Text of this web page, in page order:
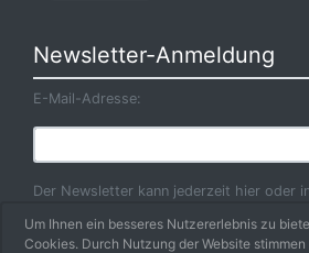
Newsletter-Anmeldung
E-Mail-Adresse:
Der Newsletter kann jederzeit hier oder
Um Ihnen ein besseres Nutzererlebnis zu
Cookies. Durch Nutzung der Website